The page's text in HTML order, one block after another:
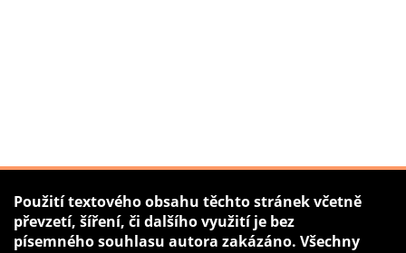
Použití textového obsahu těchto stránek včetně
převzetí, šíření, či dalšího využití je bez
písemného souhlasu autora zakázáno. Všechny